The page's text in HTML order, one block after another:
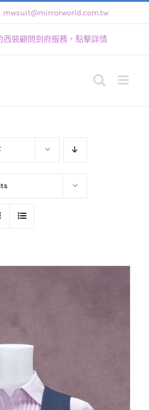
mwsuit@mirrorworld.com.tw
西裝顧問到府服務，點擊詳情